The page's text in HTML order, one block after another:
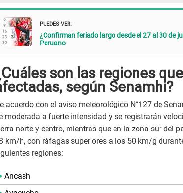
PUEDES VER:
¿Confirman feriado largo desde el 27 al 30 de
Peruano
son las regiones
según Senamhi?
acuerdo con el aviso meteorológico N°127 de
moderada a fuerte intensidad y se registrarán
norte y centro, mientras que en la zona sur del
km/h, con ráfagas superiores a los 50 km/g
regiones:
Áncash